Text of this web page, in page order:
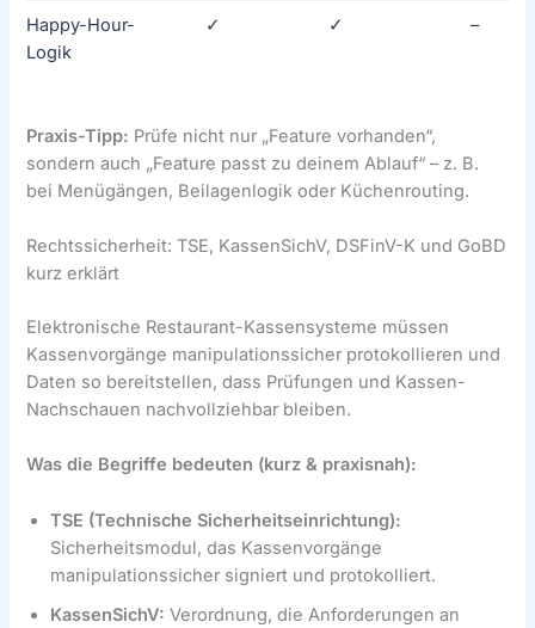
Happy-Hour-
Logik
✓ ✓ –
Praxis-Tipp: Prüfe nicht nur „Feature vorhanden“,
sondern auch „Feature passt zu deinem Ablauf“ – z. B.
bei Menügängen, Beilagenlogik oder Küchenrouting.
Rechtssicherheit: TSE, KassenSichV, DSFinV-K und GoBD
kurz erklärt
Elektronische Restaurant-Kassensysteme müssen
Kassenvorgänge manipulationssicher protokollieren und
Daten so bereitstellen, dass Prüfungen und Kassen-
Nachschauen nachvollziehbar bleiben.
Was die Begriffe bedeuten (kurz & praxisnah):
TSE (Technische Sicherheitseinrichtung):
Sicherheitsmodul, das Kassenvorgänge
manipulationssicher signiert und protokolliert.
KassenSichV: Verordnung, die Anforderungen an